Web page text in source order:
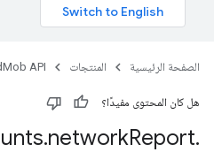
الصفحة الرئيسية المنتجات API
هل كان المحتوى مفيدًا؟
.networkReport.